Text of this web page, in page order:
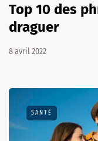
Top 10 des
draguer
8 avril 2022
SANTÉ